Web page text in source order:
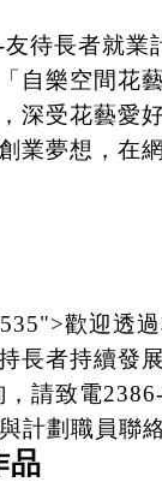
待長者就業
自樂空間花
深受花藝愛
業夢想，在
歡迎透
長者持續發展
請致電
計劃職員聯
品